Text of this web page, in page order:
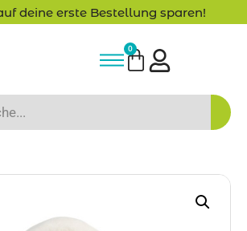
deine erste Bestellung sparen!
0